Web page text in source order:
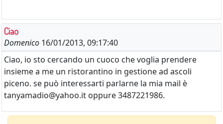
Ciao
Domenico 16/01/2013, 09:17:40
Ciao, io sto cercando un cuoco che voglia prendere
insieme a me un ristorantino in gestione ad ascoli
piceno. se può interessarti parlarne la mia mail è
tanyamadio@yahoo.it oppure 3487221986.